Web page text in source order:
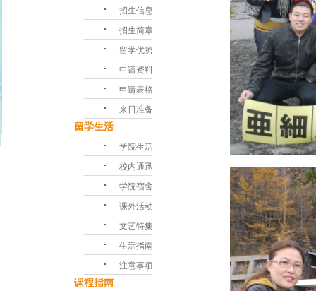
･ 招生信息
･ 招生简章
･ 留学优势
･ 申请资料
･ 申请表格
･ 来日准备
留学生活
･ 学院生活
･ 校内通迅
･ 学院宿舍
･ 课外活动
･ 文艺特集
･ 生活指南
･ 注意事项
课程指南